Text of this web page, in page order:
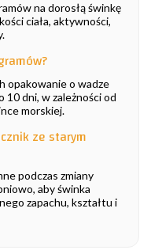
na dorosłą świnkę
ciała, aktywności,
opakowanie o wadze
10 dni, w zależności od
morskiej.
ze starym
podczas zmiany
aby świnka
zapachu, kształtu i